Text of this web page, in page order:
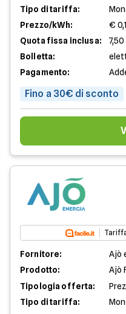
Tipo di tariffa:
Prezzo/kWh:
€
Quota fissa inclusa:
Bolletta:
Pagamento:
Fino a 30€ di sconto
Fornitore:
Ajò
Prodotto:
Ajò
Tipologia offerta:
Tipo di tariffa: